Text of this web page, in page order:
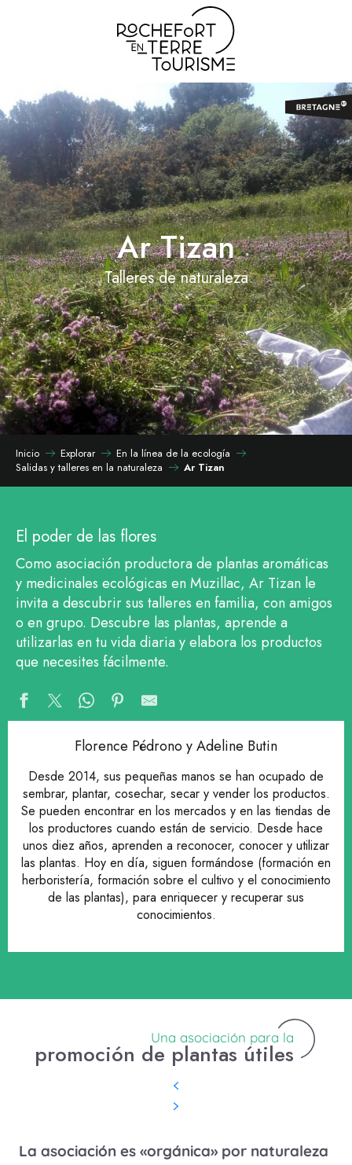
Ar Tizan
Talleres de naturaleza
Inicio Explorar
En la línea de la ecología
Salidas y talleres en la naturaleza
Ar Tizan
El poder de las flores
Como asociación productora de plantas aromáticas
y medicinales ecológicas en Muzillac, Ar Tizan le
invita a descubrir sus talleres en familia, con amigos
o en grupo. Descubre las plantas, aprende a
utilizarlas en tu vida diaria y elabora los productos
que necesites fácilmente.
Florence Pédrono y Adeline Butin
Desde 2014, sus pequeñas manos se han ocupado de
sembrar, plantar, cosechar, secar y vender los productos.
Se pueden encontrar en los mercados y en las tiendas de
los productores cuando están de servicio. Desde hace
unos diez años, aprenden a reconocer, conocer y utilizar
las plantas. Hoy en día, siguen formándose (formación en
herboristería, formación sobre el cultivo y el conocimiento
de las plantas), para enriquecer y recuperar sus
conocimientos.
Una asociación para la
promoción de plantas útiles
La asociación es «orgánica» por naturaleza